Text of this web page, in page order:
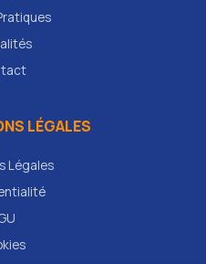
LÉGALES
Légales